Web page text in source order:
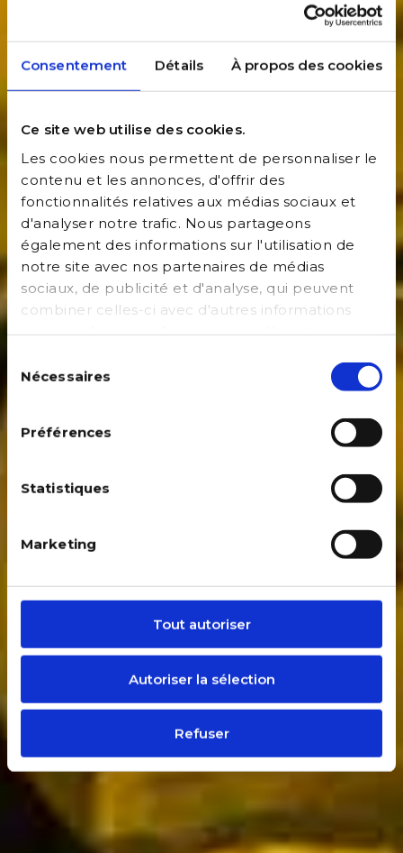
Consentement Détails À propos des cookies
Ce site web utilise des cookies.
Les cookies nous permettent de personnaliser le
contenu et les annonces, d'offrir des
fonctionnalités relatives aux médias sociaux et
d'analyser notre trafic. Nous partageons
également des informations sur l'utilisation de
notre site avec nos partenaires de médias
sociaux, de publicité et d'analyse, qui peuvent
combiner celles-ci avec d'autres informations
que vous leur avez fournies ou qu'ils ont
services.
duNécessaires
Préférences
Statistiques
Marketing
Tout autoriser
Autoriser la sélection
Refuser